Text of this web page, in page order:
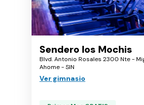
Sendero los Mochis
Blvd. Antonio Rosales 2300 Nte -
Ahome - SIN
Ver gimnasio